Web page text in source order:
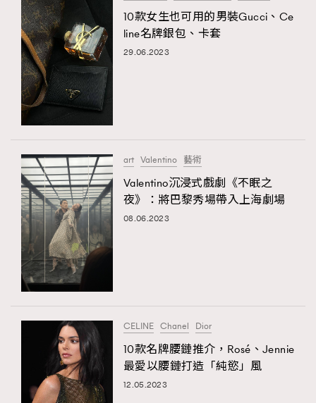
10款女生也可用的男裝Gucci、Ce
line名牌銀包、卡套
29.06.2023
art Valentino 藝術
Valentino沉浸式戲劇《不眠之
夜》：將巴黎秀場帶入上海劇場
08.06.2023
CELINE Chanel Dior
10款名牌腰鏈推介，Rosé、Jennie
最愛以腰鏈打造「純慾」風
12.05.2023